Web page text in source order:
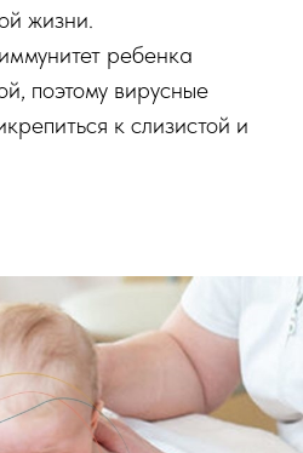
жизни.
ребенка
поэтому вирусные
к слизистой и